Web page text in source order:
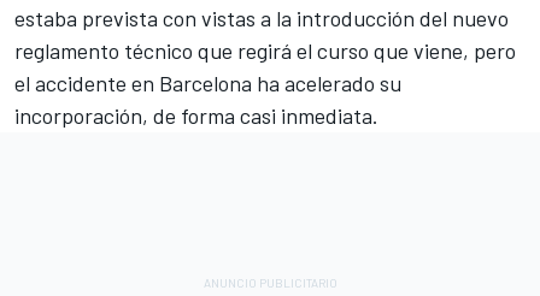
estaba prevista con vistas a la introducción del nuevo
reglamento técnico que regirá el curso que viene, pero
el accidente en Barcelona ha acelerado su
incorporación, de forma casi inmediata.